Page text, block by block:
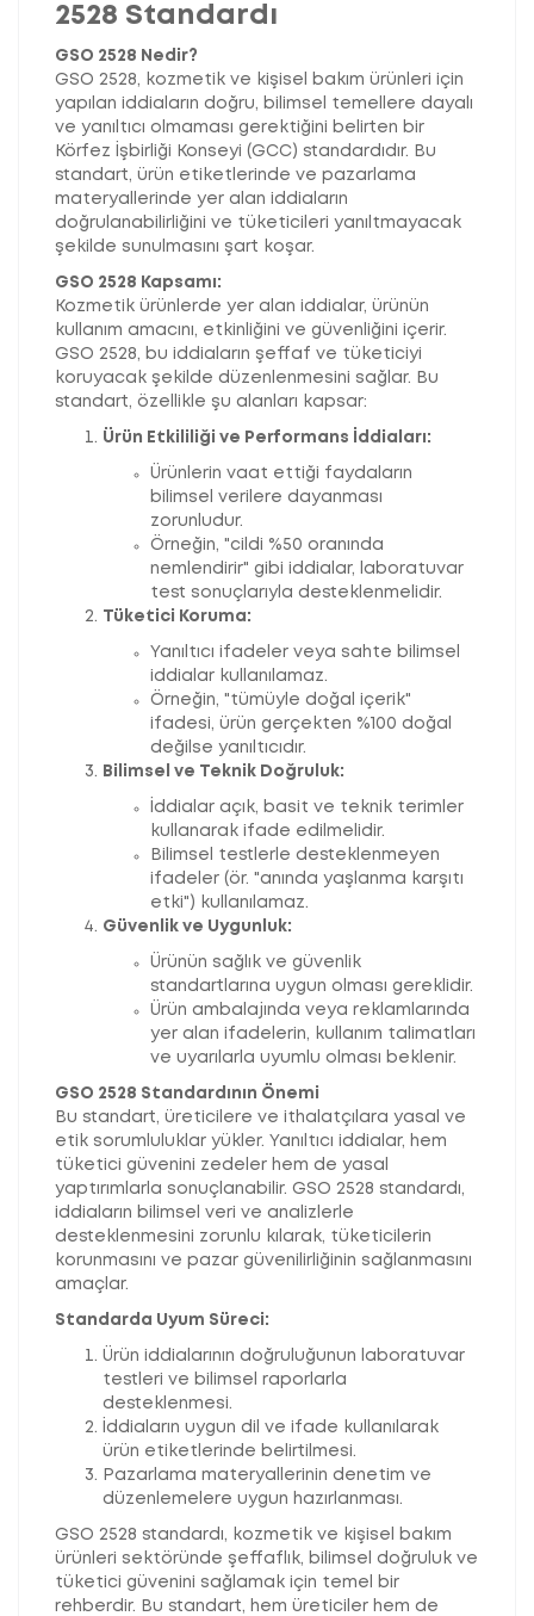
2528 Standardı
GSO 2528 Nedir?
GSO 2528, kozmetik ve kişisel bakım ürünleri için
yapılan iddiaların doğru, bilimsel temellere dayalı
ve yanıltıcı olmaması gerektiğini belirten bir
Körfez İşbirliği Konseyi (GCC) standardıdır. Bu
standart, ürün etiketlerinde ve pazarlama
materyallerinde yer alan iddiaların
doğrulanabilirliğini ve tüketicileri yanıltmayacak
şekilde sunulmasını şart koşar.
GSO 2528 Kapsamı:
Kozmetik ürünlerde yer alan iddialar, ürünün
kullanım amacını, etkinliğini ve güvenliğini içerir.
GSO 2528, bu iddiaların şeffaf ve tüketiciyi
koruyacak şekilde düzenlenmesini sağlar. Bu
standart, özellikle şu alanları kapsar:
Ürün Etkililiği ve Performans İddiaları:
Ürünlerin vaat ettiği faydaların
bilimsel verilere dayanması
zorunludur.
Örneğin, "cildi %50 oranında
nemlendirir" gibi iddialar, laboratuvar
test sonuçlarıyla desteklenmelidir.
Tüketici Koruma:
Yanıltıcı ifadeler veya sahte bilimsel
iddialar kullanılamaz.
Örneğin, "tümüyle doğal içerik"
ifadesi, ürün gerçekten %100 doğal
değilse yanıltıcıdır.
Bilimsel ve Teknik Doğruluk:
İddialar açık, basit ve teknik terimler
kullanarak ifade edilmelidir.
Bilimsel testlerle desteklenmeyen
ifadeler (ör. "anında yaşlanma karşıtı
etki") kullanılamaz.
Güvenlik ve Uygunluk:
Ürünün sağlık ve güvenlik
standartlarına uygun olması gereklidir.
Ürün ambalajında veya reklamlarında
yer alan ifadelerin, kullanım talimatları
ve uyarılarla uyumlu olması beklenir.
GSO 2528 Standardının Önemi
Bu standart, üreticilere ve ithalatçılara yasal ve
etik sorumluluklar yükler. Yanıltıcı iddialar, hem
tüketici güvenini zedeler hem de yasal
yaptırımlarla sonuçlanabilir. GSO 2528 standardı,
iddiaların bilimsel veri ve analizlerle
desteklenmesini zorunlu kılarak, tüketicilerin
korunmasını ve pazar güvenilirliğinin sağlanmasını
amaçlar.
Standarda Uyum Süreci:
Ürün iddialarının doğruluğunun laboratuvar
testleri ve bilimsel raporlarla
desteklenmesi.
İddiaların uygun dil ve ifade kullanılarak
ürün etiketlerinde belirtilmesi.
Pazarlama materyallerinin denetim ve
düzenlemelere uygun hazırlanması.
GSO 2528 standardı, kozmetik ve kişisel bakım
ürünleri sektöründe şeffaflık, bilimsel doğruluk ve
tüketici güvenini sağlamak için temel bir
rehberdir. Bu standart, hem üreticiler hem de